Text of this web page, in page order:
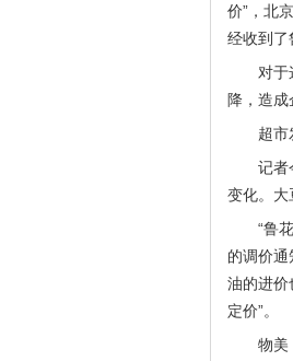
价”，北
经收到了
对于
降，造成
超市
记者
变化。大
“鲁
的调价
油的进价
定价”。
物美